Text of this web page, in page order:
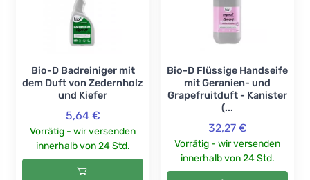
Bio-D Badreiniger mit
dem Duft von Zedernholz
und Kiefer
5,64 €
Vorrätig - wir versenden
innerhalb von 24 Std.
Bio-D Flüssige Handseife
mit Geranien- und
Grapefruitduft - Kanister
(...
32,27 €
Vorrätig - wir versenden
innerhalb von 24 Std.